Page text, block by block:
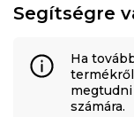
Segítségre
Ha
megtudni
számára.